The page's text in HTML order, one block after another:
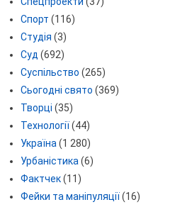
Спорт (116)
Студія (3)
Суд (692)
Суспільство (265)
Сьогодні свято (369)
Творці (35)
Технології(44)
Україна (1 280)
Урбаністика (6)
Фактчек(11)
Фейки та маніпуляції(16)